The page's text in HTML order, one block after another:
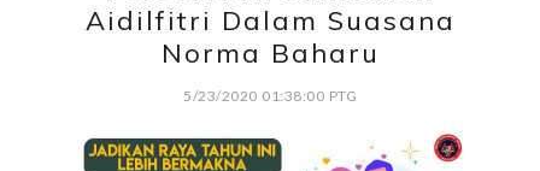
Aidilfitri Dalam Suasana
Norma Baharu
5/23/2020 01:38:00 PTG